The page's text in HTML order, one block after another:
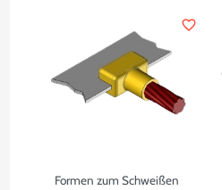
Formen zum Schweißen
favorite_border